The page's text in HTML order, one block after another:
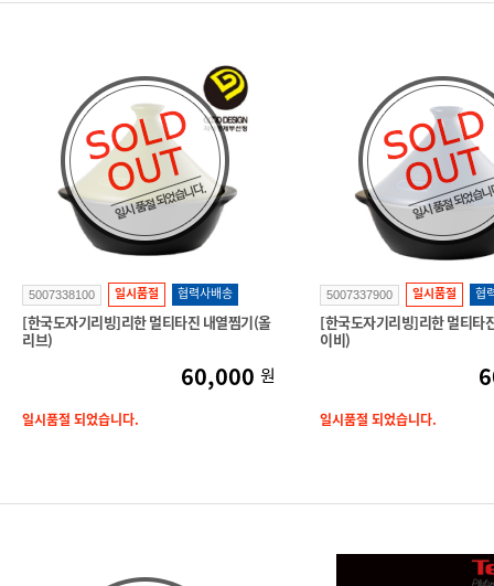
5007338100 일시품절 협력사배송
[한국도자기리빙]리한 멀티타진 내열찜기(올
리브)
60,000 원
일시품절 되었습니다.
5007337900 일시품절 협
[한국도자기리빙]리한 멀티타
이비)
일시품절 되었습니다.